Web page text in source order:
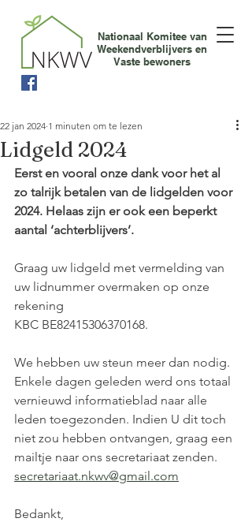
Nationaal Komitee van
Weekendverblijvers en
Vaste bewoners
Lidgeld 2024
22 jan 2024 1 minuten om te lezen
Eerst en vooral onze dank voor het al
zo talrijk betalen van de lidgelden voor
2024. Helaas zijn er ook een beperkt
aantal ‘achterblijvers’.
Graag uw lidgeld met vermelding van
uw lidnummer overmaken op onze
rekening
KBC BE82415306370168.
We hebben uw steun meer dan nodig.
Enkele dagen geleden werd ons totaal
vernieuwd informatieblad naar alle
leden toegezonden. Indien U dit toch
niet zou hebben ontvangen, graag een
mailtje naar ons secretariaat zenden.
secretariaat.nkwv@gmail.com
Bedankt,